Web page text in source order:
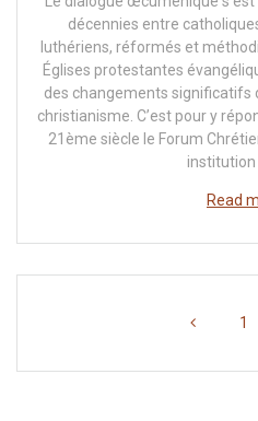
décennies entre
luthériens, réformés et
Églises protestantes
des changements significatifs
christianisme. C’est pour y
21ème siècle le Forum
institution
Read
navigation
1